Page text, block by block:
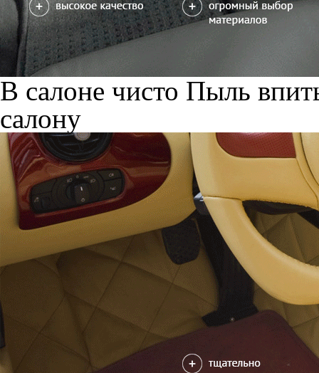
В салоне чисто Пыль
салону